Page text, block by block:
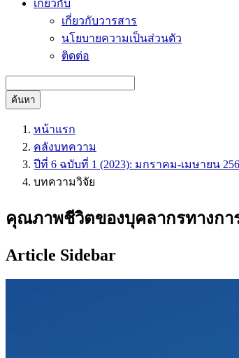
เกี่ยวกับ
เกี่ยวกับวารสาร
นโยบายความเป็นส่วนตัว
ติดต่อ
ค้นหา
หน้าแรก
คลังบทความ
ปีที่ 6 ฉบับที่ 1 (2023): มกราคม-เมษายน
บทความวิจัย
คุณภาพชีวิตของบุคลากรทางกา
Article Sidebar